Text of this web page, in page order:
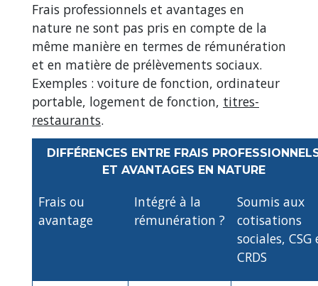
Frais professionnels et avantages en
nature ne sont pas pris en compte de la
même manière en termes de rémunération
et en matière de prélèvements sociaux.
Exemples : voiture de fonction, ordinateur
portable, logement de fonction, titres-
restaurants.
DIFFÉRENCES ENTRE FRAIS
ET AVANTAGES EN NATURE
Frais ou
avantage
Intégré à la
rémunération ?
Soumis aux
cotisations
sociales, CSG
CRDS